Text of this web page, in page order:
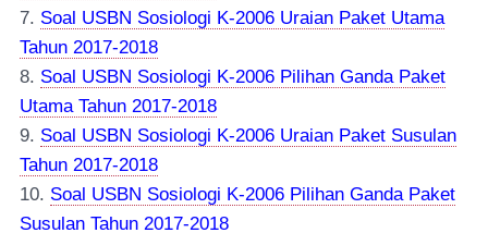
7. Soal USBN Sosiologi K-2006 Uraian Paket Utama
Tahun 2017-2018
8. Soal USBN Sosiologi K-2006 Pilihan Ganda Paket
Utama Tahun 2017-2018
9. Soal USBN Sosiologi K-2006 Uraian Paket Susulan
Tahun 2017-2018
10. Soal USBN Sosiologi K-2006 Pilihan Ganda Paket
Susulan Tahun 2017-2018